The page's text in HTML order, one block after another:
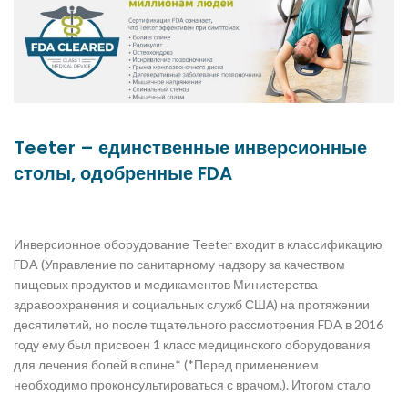
Teeter – единственные инверсионные
столы, одобренные FDA
Инверсионное оборудование Teeter входит в классификацию
FDA (Управление по санитарному надзору за качеством
пищевых продуктов и медикаментов Министерства
здравоохранения и социальных служб США) на протяжении
десятилетий, но после тщательного рассмотрения FDA в 2016
году ему был присвоен 1 класс медицинского оборудования
для лечения болей в спине* (*Перед применением
необходимо проконсультироваться с врачом.). Итогом стало